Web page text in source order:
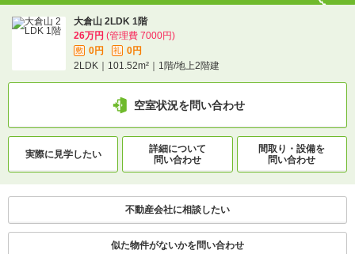
大倉山 2LDK 1階
26万円 (管理費 7000円)
敷 0円 礼
0円
2LDK｜101.52m²｜1階/地上2階建
空室状況を問い合わせ
実際に見学したい
詳細について
問い合わせ
間取り・設備を
問い合わせ
不動産会社に相談したい
似た物件がないかを問い合わせ